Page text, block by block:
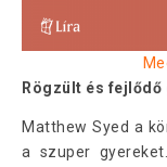
Rögzült és
Matthew Syed a
a szuper